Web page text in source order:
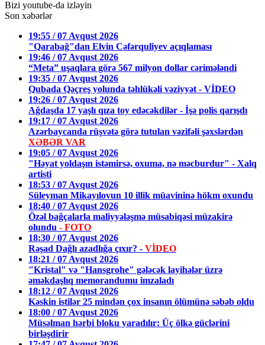
Bizi youtube-da izləyin
Son xəbərlər
19:55 / 07 Avqust 2026
"Qarabağ"dan Elvin Cəfərquliyev açıqlaması
19:46 / 07 Avqust 2026
“Meta” uşaqlara görə 567 milyon dollar cərimələndi
19:35 / 07 Avqust 2026
Qubada Qəçreş yolunda təhlükəli vəziyyət - VİDEO
19:26 / 07 Avqust 2026
Ağdaşda 17 yaşlı qıza toy edəcəkdilər - İşə polis qarışdı
19:17 / 07 Avqust 2026
Azərbaycanda rüşvətə görə tutulan vəzifəli şəxslərdən
XƏBƏR VAR
19:05 / 07 Avqust 2026
"Həyat yoldaşın istəmirsə, oxuma, nə məcburdur" - Xalq
artisti
18:53 / 07 Avqust 2026
Süleyman Mikayılovun 10 illik müavininə hökm oxundu
18:40 / 07 Avqust 2026
Özəl bağçalarla maliyyələşmə müsabiqəsi müzakirə
olundu - FOTO
18:30 / 07 Avqust 2026
Rəşad Dağlı azadlığa çıxır? - VİDEO
18:21 / 07 Avqust 2026
"Kristal" və "Hansgrohe" gələcək layihələr üzrə
əməkdaşlıq memorandumu imzaladı
18:12 / 07 Avqust 2026
Kəskin istilər 25 mindən çox insanın ölümünə səbəb oldu
18:00 / 07 Avqust 2026
Müsəlman hərbi bloku yaradılır: Üç ölkə güclərini
birləşdirir